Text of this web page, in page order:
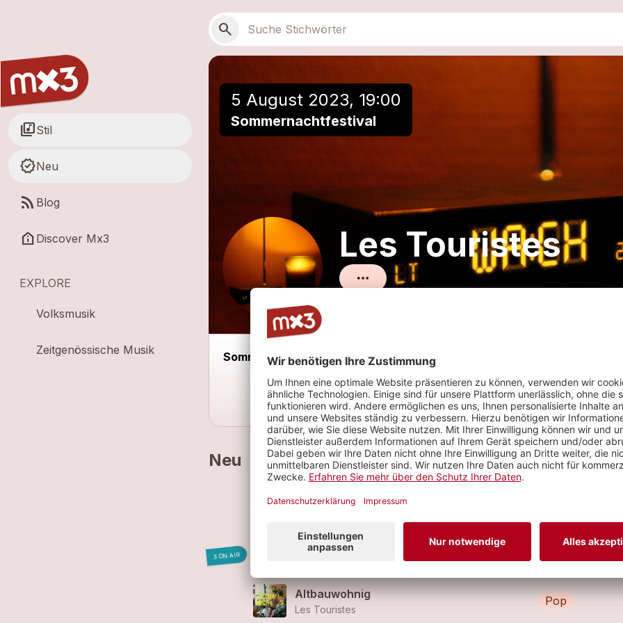
Suchen
search
library_musicStil
new_releasesNeu
rss_feed Blog
help_clinic Discover Mx3
EXPLORE
Volksmusik
Zeitgenössische Musik
5 August 2023, 19:00
Sommernachtfestival
Les Touristes
Sommernachtfestival
Neu
Wach (Coastie Remix)
3 ON AIR
Wach
Altbauwohnig
Les Touristes
Pop
Einer Playlist hinzufügen